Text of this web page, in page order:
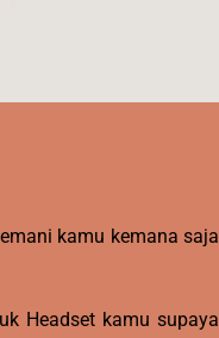
kamu kemana saja
Headset kamu supaya